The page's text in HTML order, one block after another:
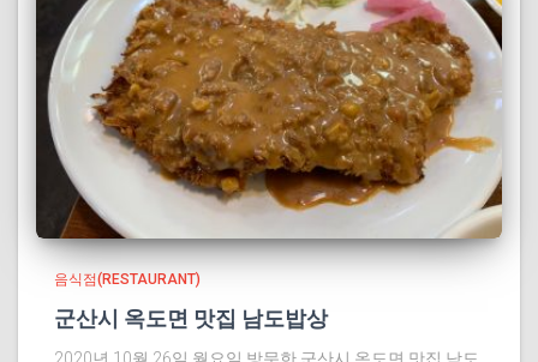
음식점(RESTAURANT)
군산시 옥도면 맛집 남도밥상